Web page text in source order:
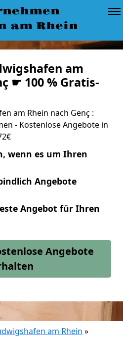
am Rhein
am
☛ 100 % Gratis-
am Rhein nach Genç :
- Kostenlose Angebote in
wenn es um Ihren
Angebote
Angebot für Ihren
Angebote
am Rhein »